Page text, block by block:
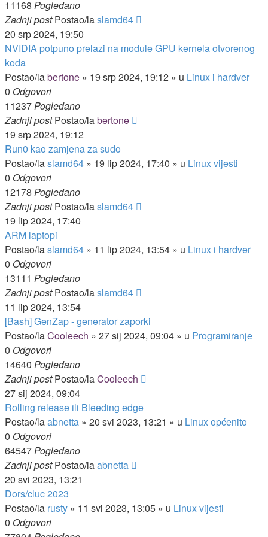
11168 Pogledano
Zadnji postPostao/laslamd64
20 srp 2024, 19:50
NVIDIA potpuno prelazi na module GPU kernela otvorenog
koda
Postao/labertone » 19 srp 2024, 19:12 » u Linux i hardver
0 Odgovori
11237Pogledano
Zadnji postPostao/labertone
19 srp 2024, 19:12
Run0 kao zamjena za sudo
Postao/laslamd64 » 19 lip 2024, 17:40 » u Linux vijesti
0 Odgovori
12178 Pogledano
Zadnji postPostao/laslamd64
19 lip 2024, 17:40
ARM laptopi
Postao/laslamd64 » 11 lip 2024, 13:54 » u Linux i hardver
0 Odgovori
13111 Pogledano
Zadnji postPostao/laslamd64
11 lip 2024, 13:54
[Bash] GenZap - generator zaporki
Postao/laCooleech » 27 sij 2024, 09:04 » u Programiranje
0 Odgovori
14640 Pogledano
Zadnji postPostao/laCooleech
27 sij 2024, 09:04
Rolling release ili Bleeding edge
Postao/laabnetta » 20 svi 2023, 13:21 » u Linux općenito
0 Odgovori
64547Pogledano
Zadnji postPostao/laabnetta
20 svi 2023, 13:21
Dors/cluc 2023
Postao/la rusty » 11 svi 2023, 13:05 » u Linux vijesti
0 Odgovori